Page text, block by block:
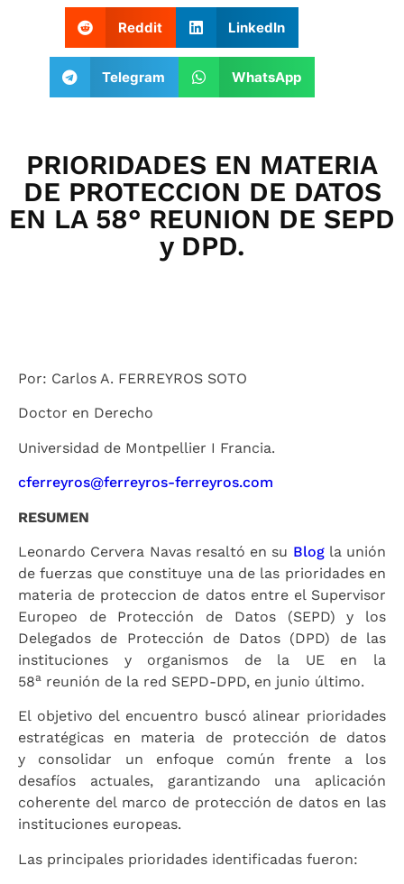
Reddit LinkedIn
Telegram WhatsApp
PRIORIDADES EN MATERIA
DE PROTECCION DE DATOS
EN LA 58° REUNION DE SEPD
y DPD.
Por: Carlos A. FERREYROS SOTO
Doctor en Derecho
Universidad de Montpellier I Francia.
cferreyros@ferreyros-ferreyros.com
RESUMEN
Leonardo Cervera Navas resaltó en su Blogla unión
de fuerzas que constituye una de las prioridades en
materia de proteccion de datos entre el Supervisor
Europeo de Protección de Datos (SEPD) y los
Delegados de Protección de Datos (DPD) de las
instituciones y organismos de la UE en la
58a reunión de la red SEPD-DPD, en junio último.
El objetivo del encuentro buscó alinear prioridades
estratégicas en materia de protección de datos
y consolidar un enfoque común frente a los
desafíos actuales, garantizando una aplicación
coherente del marco de protección de datos en las
instituciones europeas.
Las principales prioridades identificadas fueron: